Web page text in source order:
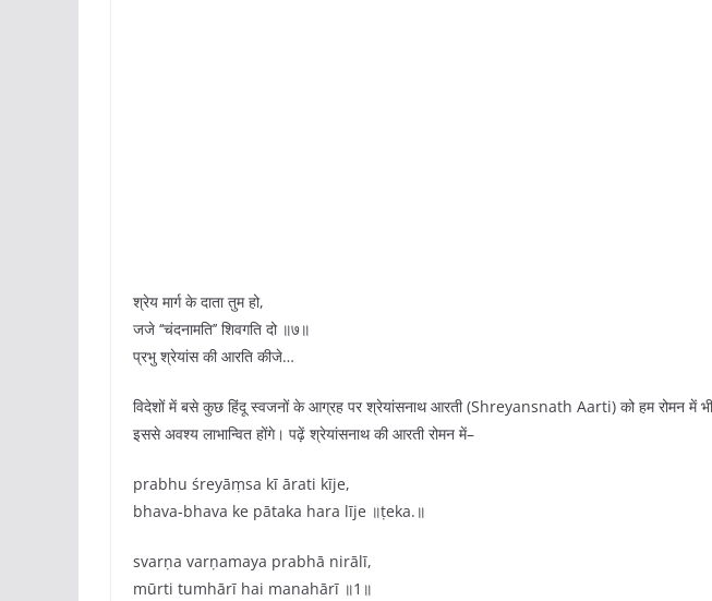
श्रेय मार्ग के दाता तुम हो,
जजे ‘‘चंदनामति’’ शिवगति दो ॥७॥
प्रभु श्रेयांस की आरति कीजे…
विदेशों में बसे कुछ हिंदू स्वजनों के आग्रह पर श्रेयांसनाथ आरती (Shreyansnath Aarti) को हम रोमन में
इससे अवश्य लाभान्वित होंगे। पढ़ें श्रेयांसनाथ की आरती रोमन में–
prabhu śreyāṃsa kī ārati kīje,
bhava-bhava ke pātaka hara līje ॥ṭeka.॥
svarṇa varṇamaya prabhā nirālī,
mūrti tumhārī hai manahārī ॥1॥